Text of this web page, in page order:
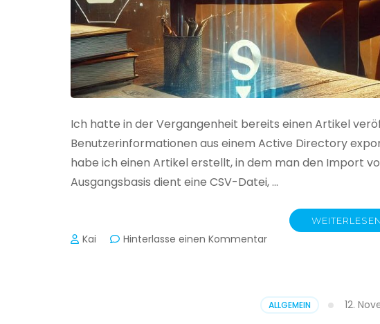
Ich hatte in der Vergangenheit bereits einen Artikel
Benutzerinformationen aus einem Active Directory
habe ich einen Artikel erstellt, in dem man den Import
Ausgangsbasis dient eine CSV-Datei, …
WEITERLESEN
Kai Hinterlasse einen Kommentarzu
Benutzer
aus
ALLGEMEIN 12.